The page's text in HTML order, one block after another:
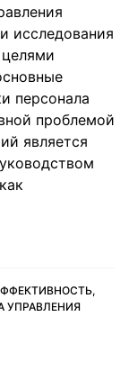
исследования
персонала
проблемой
является
УПРАВЛЕНИЯ